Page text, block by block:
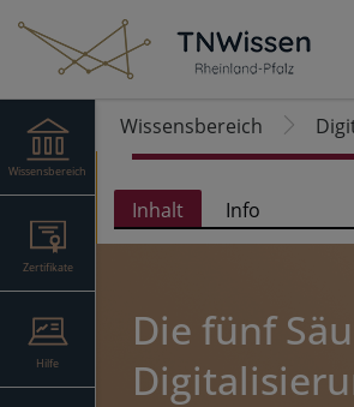
Wissensbereich
Zertifikate
Hilfe
Wissensbereich
Inhalt Info
Die fünf